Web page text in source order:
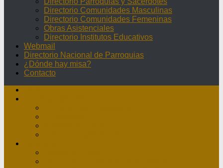
Directorio Comunidades Masculinas
Directorio Comunidades Femeninas
Obras Asistenciales
Directorio Institutos Educativos
Webmail
Directorio Nacional de Parroquias
¿Dónde hay misa?
Contacto